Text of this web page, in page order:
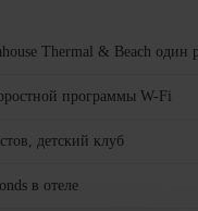
Thermal & Beach один
программы W-Fi
детский клуб
в отеле